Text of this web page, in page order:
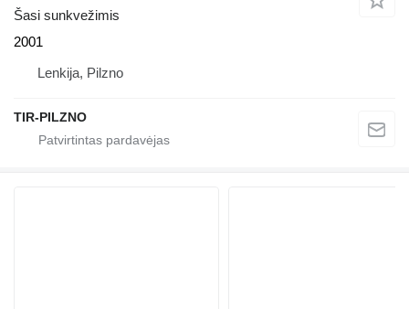
Šasi sunkvežimis
2001
Lenkija, Pilzno
TIR-PILZNO